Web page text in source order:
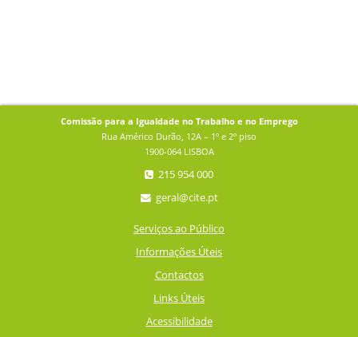
Comissão para a Igualdade no Trabalho e no Emprego
Rua Américo Durão, 12A – 1º e 2º piso
1900-064 LISBOA
215 954 000
geral@cite.pt
Serviços ao Público
Informações Úteis
Contactos
Links Úteis
Acessibilidade